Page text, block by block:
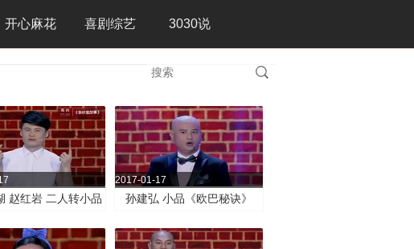
开心麻花 喜剧综艺 3030说
赵红岩 二人转小品
孙建弘 小品《欧巴秘诀》
2017-01-17